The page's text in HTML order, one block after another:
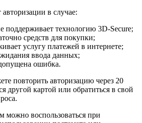
в случае:
поддерживает технологию 3D-Secure;
средств для покупки;
услугу платежей в интернете;
ввода данных;
ошибка.
повторить авторизацию через 20
другой картой или обратиться в свой
можно воспользоваться при